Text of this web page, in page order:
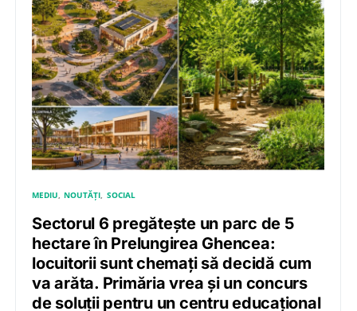
MEDIU NOUTĂȚI SOCIAL
Sectorul 6 pregătește un parc de 5
hectare în Prelungirea Ghencea:
locuitorii sunt chemați să decidă cum
va arăta. Primăria vrea și un concurs
de soluții pentru un centru educațional